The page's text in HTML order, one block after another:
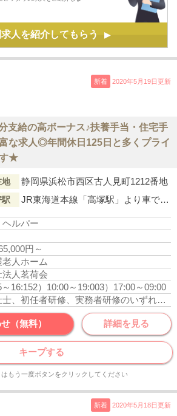
人を紹介してもらう ▶
新着 2020年5月19日更新
支給の高ボーナス♪扶養手当・住宅手
な求人◎年間休日125日と多くプライ
す★
地 静岡県浜松市西区古人見町1212番地
駅 JR東海道本線「高塚駅」より車で25分
ルパー
円～
人ホーム
人茗荷会
16:152）10:00～19:003）17:00～09:00
介護福祉士、初任者研修、実務者研修のいずれかの資格をお持ちの方
（無料） 詳細を見る
キープする
もう一度ボタンをクリックしてください
新着 2020年5月18日更新